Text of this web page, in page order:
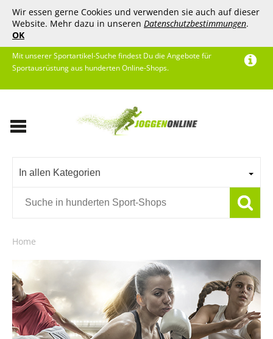
Wir essen gerne Cookies und verwenden sie auch auf dieser
Website. Mehr dazu in unseren Datenschutzbestimmungen.
OK
Mit unserer Sportartikel-Suche findest Du die Angebote für
Sportausrüstung aus hunderten Online-Shops.
In allen Kategorien
Home